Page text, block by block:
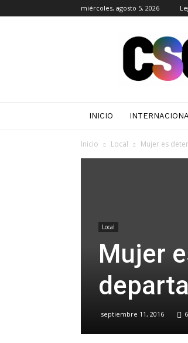
miércoles, agosto 5, 2026
Noticias
INICIO
Inicio Local Mujer es
Local
Mujer
septiembre 11, 2016